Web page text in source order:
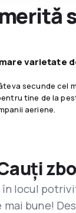
varietate
secunde cel
tine de la
aeriene.
în locul
mai bune!